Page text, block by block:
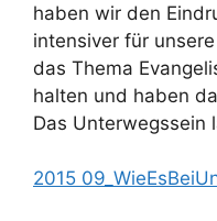
haben wir den
intensiver für
das Thema
halten und haben
Das Unterwegssein
2015